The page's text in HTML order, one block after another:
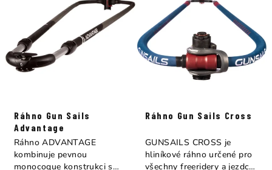
Ráhno Gun Sails
Advantage
Ráhno ADVANTAGE
kombinuje pevnou
monocoque konstrukci s
Ráhno Gun Sails Cross
GUNSAILS CROSS je
hliníkové ráhno určené pro
všechny freeridery a jezdce,